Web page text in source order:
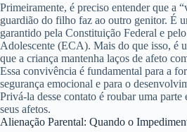
Primeiramente, é preciso entender que a
guardião do filho faz ao outro genitor. É
garantido pela Constituição Federal e
Adolescente (ECA). Mais do que isso, é
que a criança mantenha laços de afeto
Essa convivência é fundamental para a
segurança emocional e para o
Privá-la desse contato é roubar uma parte
seus afetos.
Alienação Parental: Quando o